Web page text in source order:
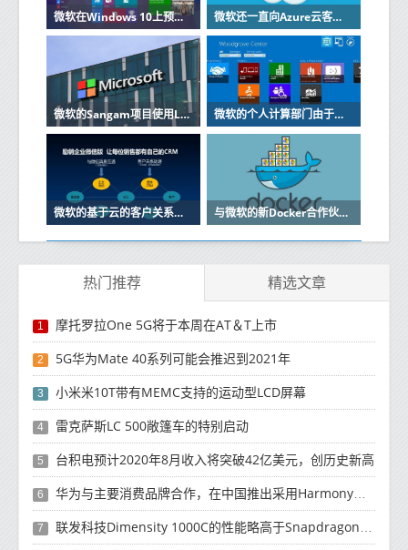
微软在Windows 10上预览节省空间的OneDrive功能 微软还一直向Azure云客户提供在GPU加速的虚拟机上运行其应用程序的选项
微软的Sangam项目使用LinkedIn缩小技能差距 微软的个人计算部门由于该公司电话业务下滑而遭受挫折
微软的基于云的客户关系管理软件Dynamics CRM Online将紧随其后 与微软的新Docker合作伙伴关系是对工作的扩展该工作于今年初开始
热门推荐 精选文章
1 摩托罗拉One 5G将于本周在AT＆T上市
2 5G华为Mate 40系列可能会推迟到2021年
3 小米米10T带有MEMC支持的运动型LCD屏幕
4 雷克萨斯LC 500敞篷车的特别启动
5 台积电预计2020年8月收入将突破42亿美元，创历史新高
6 华为与主要消费品牌合作，在中国推出采用HarmonyOS 2.0的智能家居产品
7 联发科技Dimensity 1000C的性能略高于Snapdragon 765G